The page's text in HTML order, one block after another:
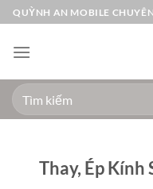
Bỏ
qua
nội
QUỲNH AN MOBILE
Tìm
kiếm:
Thay, Ép Kính